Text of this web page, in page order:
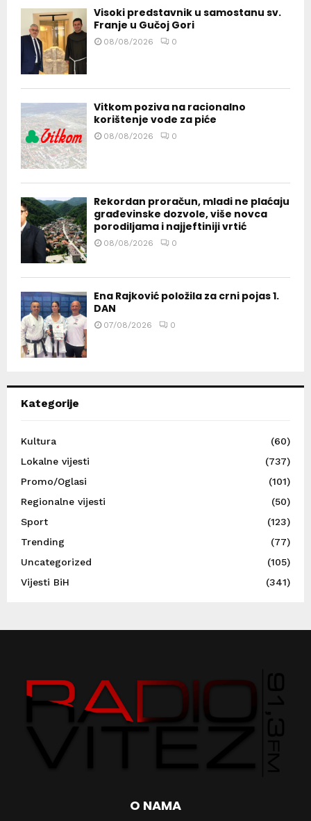
Visoki predstavnik u samostanu sv.
Franje u Gučoj Gori
08/08/2026 0
Vitkom poziva na racionalno
korištenje vode za piće
08/08/2026 0
Rekordan proračun, mladi ne plaćaju
građevinske dozvole, više novca
porodiljama i najjeftiniji vrtić
08/08/2026 0
Ena Rajković položila za crni pojas 1.
DAN
07/08/2026 0
Kategorije
Kultura
(60)
Lokalne vijesti
(737)
Promo/Oglasi
(101)
Regionalne vijesti
(50)
Sport
(123)
Trending
(77)
Uncategorized
(105)
Vijesti BiH
(341)
O NAMA